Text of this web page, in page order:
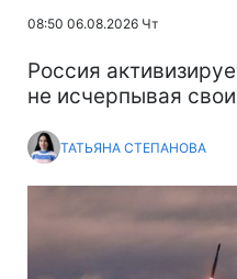
08:50 06.08.2026 Чт
Россия
не исчерпывая
ТАТЬЯНА СТЕПАНОВА